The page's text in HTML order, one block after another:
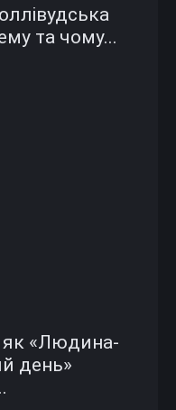
та чому...
як «Людина-
день»